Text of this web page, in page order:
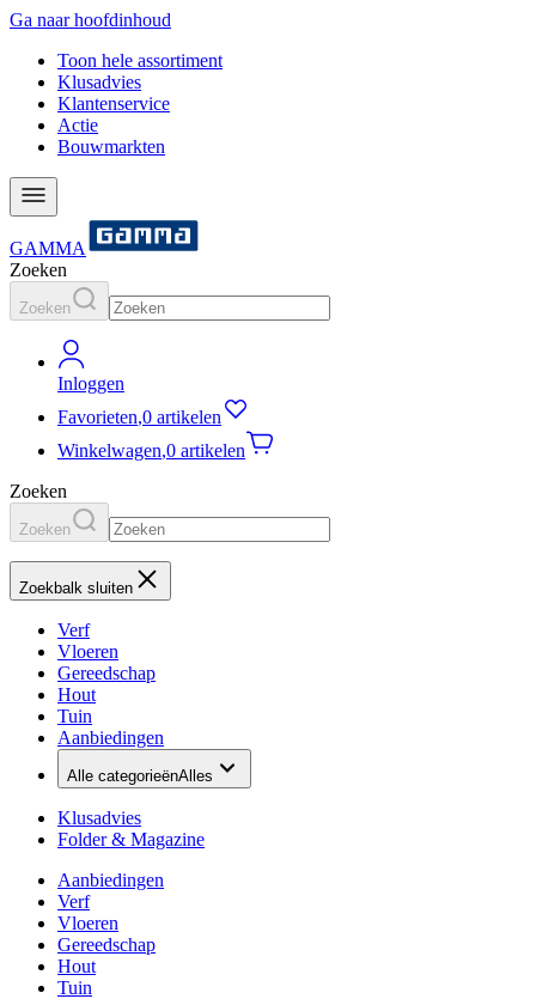
Ga naar hoofdinhoud
Toon hele assortiment
Klusadvies
Klantenservice
Actie
Bouwmarkten
GAMMA
Zoeken
Zoeken
Inloggen
Favorieten,0 artikelen
Winkelwagen,0 artikelen
Zoeken
Zoeken
Zoekbalk sluiten
Verf
Vloeren
Gereedschap
Hout
Tuin
Aanbiedingen
Alle categorieënAlles
Klusadvies
Folder & Magazine
Aanbiedingen
Verf
Vloeren
Gereedschap
Hout
Tuin